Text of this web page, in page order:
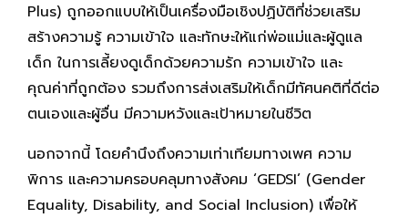
Plus) ถูกออกแบบให้เป็นเครื่องมือเชิงปฏิบัติที่ช่วยเสริม
สร้างความรู้ ความเข้าใจ และทักษะให้แก่พ่อแม่และผู้ดูแล
เด็ก ในการเลี้ยงดูเด็กด้วยความรัก ความเข้าใจ และ
คุณค่าที่ถูกต้อง รวมถึงการส่งเสริมให้เด็กมีทัศนคติที่ดีต่อ
ตนเองและผู้อื่น มีความหวังและเป้าหมายในชีวิต
นอกจากนี้ โดยคำนึงถึงความเท่าเทียมทางเพศ ความ
พิการ และความครอบคลุมทางสังคม ‘GEDSI’ (Gender
Equality, Disability, and Social Inclusion) เพื่อให้